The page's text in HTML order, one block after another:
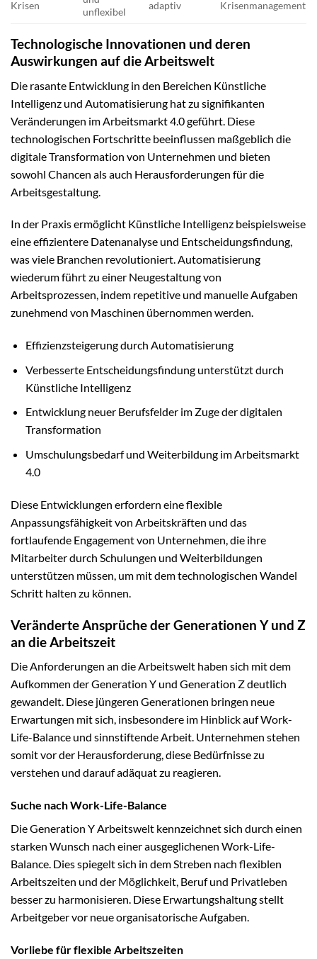
Krisen
unflexibel
adaptiv
Krisenmanagement
Technologische Innovationen und deren
Auswirkungen auf die Arbeitswelt
Die rasante Entwicklung in den Bereichen Künstliche
Intelligenz und Automatisierung hat zu signifikanten
Veränderungen im Arbeitsmarkt 4.0 geführt. Diese
technologischen Fortschritte beeinflussen maßgeblich die
digitale Transformation von Unternehmen und bieten
sowohl Chancen als auch Herausforderungen für die
Arbeitsgestaltung.
In der Praxis ermöglicht Künstliche Intelligenz beispielsweise
eine effizientere Datenanalyse und Entscheidungsfindung,
was viele Branchen revolutioniert. Automatisierung
wiederum führt zu einer Neugestaltung von
Arbeitsprozessen, indem repetitive und manuelle Aufgaben
zunehmend von Maschinen übernommen werden.
Effizienzsteigerung durch Automatisierung
Verbesserte Entscheidungsfindung unterstützt durch
Künstliche Intelligenz
Entwicklung neuer Berufsfelder im Zuge der digitalen
Transformation
Umschulungsbedarf und Weiterbildung im Arbeitsmarkt
4.0
Diese Entwicklungen erfordern eine flexible
Anpassungsfähigkeit von Arbeitskräften und das
fortlaufende Engagement von Unternehmen, die ihre
Mitarbeiter durch Schulungen und Weiterbildungen
unterstützen müssen, um mit dem technologischen Wandel
Schritt halten zu können.
Veränderte Ansprüche der Generationen Y und Z
an die Arbeitszeit
Die Anforderungen an die Arbeitswelt haben sich mit dem
Aufkommen der Generation Y und Generation Z deutlich
gewandelt. Diese jüngeren Generationen bringen neue
Erwartungen mit sich, insbesondere im Hinblick auf Work-
Life-Balance und sinnstiftende Arbeit. Unternehmen stehen
somit vor der Herausforderung, diese Bedürfnisse zu
verstehen und darauf adäquat zu reagieren.
Suche nach Work-Life-Balance
Die Generation Y Arbeitswelt kennzeichnet sich durch einen
starken Wunsch nach einer ausgeglichenen Work-Life-
Balance. Dies spiegelt sich in dem Streben nach flexiblen
Arbeitszeiten und der Möglichkeit, Beruf und Privatleben
besser zu harmonisieren. Diese Erwartungshaltung stellt
Arbeitgeber vor neue organisatorische Aufgaben.
Vorliebe für flexible Arbeitszeiten